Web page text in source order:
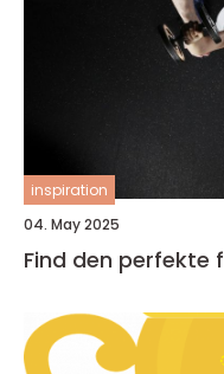
inspiration
04. May 2025
Find den perfekte